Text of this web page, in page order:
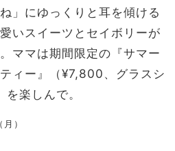
」にゆっくりと耳を傾ける
いスイーツとセイボリーが
ママは期間限定の『サマー
ィー』（¥7,800、グラスシ
楽しんで。
）